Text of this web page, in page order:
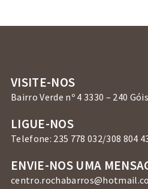
VISITE-NOS
Bairro Verde nº 4 3330 – 240 Góis
LIGUE-NOS
Telefone: 235 778 032/308 804
ENVIE-NOS UMA